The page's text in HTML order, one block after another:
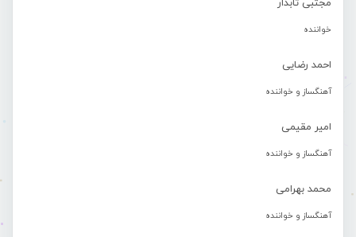
مجتبی تابدار
خواننده
احمد رضایی
آهنگساز و خواننده
امیر مقیمی
آهنگساز و خواننده
محمد بهرامی
آهنگساز و خواننده